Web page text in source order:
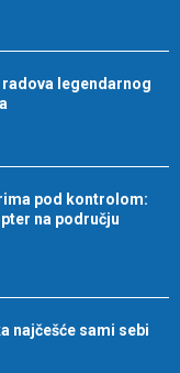
legendarnog
pod kontrolom:
na području
najčešće sami sebi